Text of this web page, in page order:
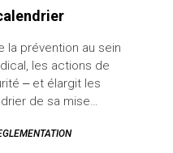
la prévention au sein
les actions de
‒ et élargit les
de sa mise…